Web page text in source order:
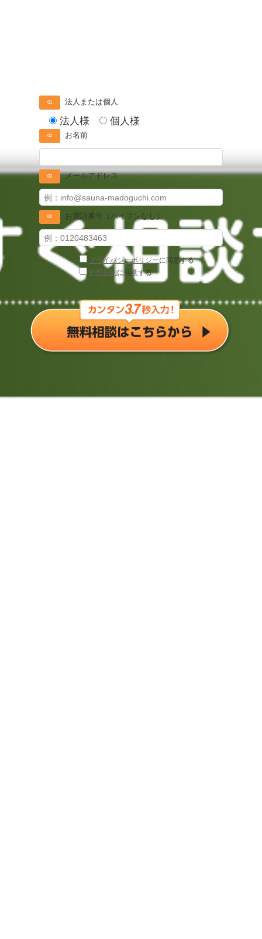
01 法人または個人
法人様 個人様
02 お名前
03 メールアドレス
04 お電話番号（ハイフンなし）
プライバシーポリシーに同意する
利用規約に同意する